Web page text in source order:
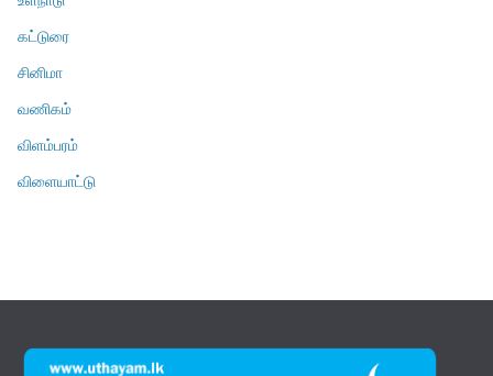
கட்டுரை
சினிமா
வணிகம்
விளம்பரம்
விளையாட்டு